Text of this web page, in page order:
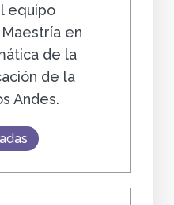
equipo
en
de la
de la
Andes.